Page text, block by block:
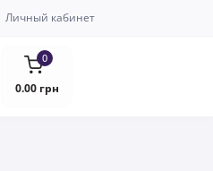
Личный кабинет
0
0.00 грн